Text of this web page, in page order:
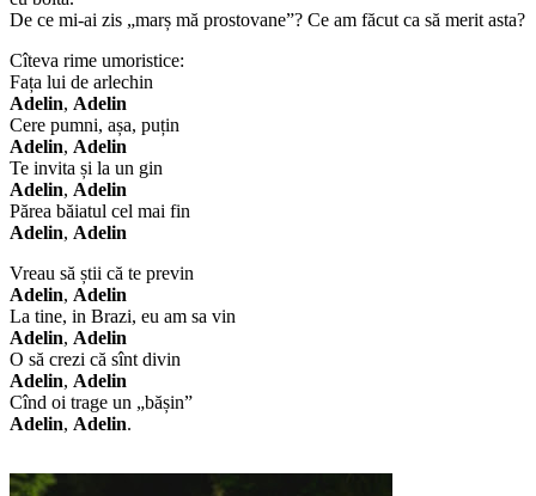
De ce mi-ai zis „marș mă prostovane”? Ce am făcut ca să merit asta?
Cîteva rime umoristice:
Fața lui de arlechin
Adelin, Adelin
Cere pumni, așa, puțin
Adelin, Adelin
Te invita și la un gin
Adelin, Adelin
Părea băiatul cel mai fin
Adelin, Adelin
Vreau să știi că te previn
Adelin, Adelin
La tine, in Brazi, eu am sa vin
Adelin, Adelin
O să crezi că sînt divin
Adelin, Adelin
Cînd oi trage un „bășin”
Adelin, Adelin.